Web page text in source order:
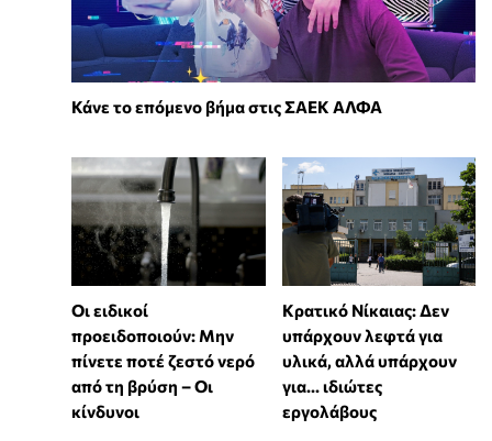
Κάνε το επόμενο βήμα στις ΣΑΕΚ ΑΛΦΑ
Οι ειδικοί
προειδοποιούν: Μην
πίνετε ποτέ ζεστό νερό
από τη βρύση – Οι
κίνδυνοι
Κρατικό Νίκαιας: Δεν
υπάρχουν λεφτά για
υλικά, αλλά υπάρχουν
για... ιδιώτες
εργολάβους